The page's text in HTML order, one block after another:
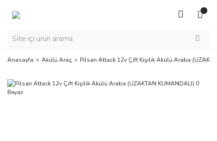
Anasayfa Akülü Araç Pilsan Attack 12v Çift Kişilik Akülü Araba